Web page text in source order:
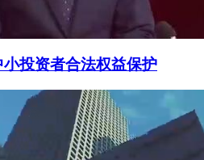
投资者合法权益保护